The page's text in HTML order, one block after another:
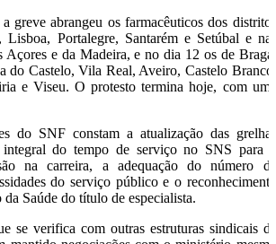
greve abrangeu os farmacêuticos dos distritos
Portalegre, Santarém e Setúbal e nas
Açores e da Madeira, e no dia 12 os de Braga,
do Castelo, Vila Real, Aveiro, Castelo Branco,
e Viseu. O protesto termina hoje, com uma
do SNF constam a atualização das grelhas
integral do tempo de serviço no SNS para a
na carreira, a adequação do número de
do serviço público e o reconhecimento
Saúde do título de especialista.
se verifica com outras estruturas sindicais da